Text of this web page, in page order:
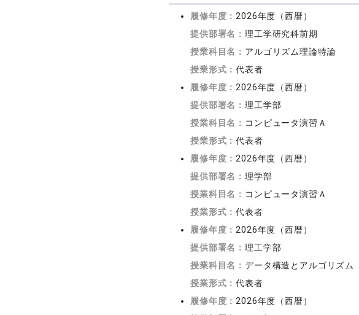
履修年度： 2026年度（西暦）
提供部署名：理工学研究科前期
授業科目名： アルゴリズム理論特論
授業形式：代表者
履修年度： 2026年度（西暦）
提供部署名：理工学部
授業科目名： コンピュータ演習Ａ
授業形式：代表者
履修年度： 2026年度（西暦）
提供部署名：理学部
授業科目名： コンピュータ演習Ａ
授業形式：代表者
履修年度： 2026年度（西暦）
提供部署名：理工学部
授業科目名：データ構造とアルゴリズム
授業形式：代表者
履修年度： 2026年度（西暦）